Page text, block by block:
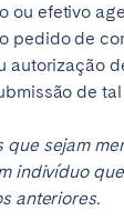
ou efetivo
pedido de
autorização
de
que sejam
indivíduo
anteriores.